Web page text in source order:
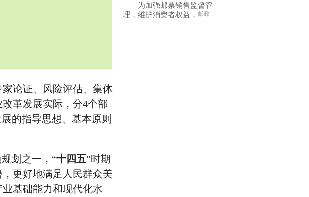
论证、风险评估、集体
革发展实际，分4个部
的指导思想、基本原则
划之一，“十四五”时期
更好地满足人民群众美
基础能力和现代化水
为加强邮票销售监督管
理，维护消费者权益， 邮政